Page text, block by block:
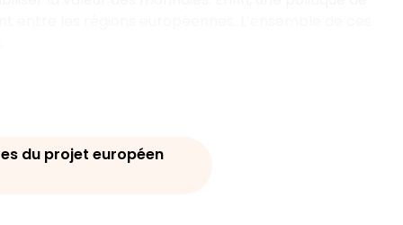
du projet européen